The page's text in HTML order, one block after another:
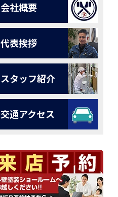
会社概要
代表挨拶
スタッフ紹介
交通アクセス